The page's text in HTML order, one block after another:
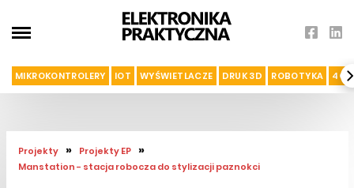
MIKROKONTROLERY IOT WYŚWIETLACZE DRUK 3D ROBOTYKA 4G I
Projekty » Projekty EP »
Manstation - stacja robocza do stylizacji paznokci